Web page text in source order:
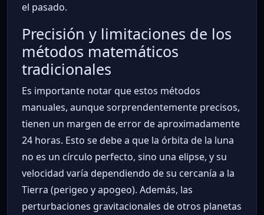
el pasado.
Precisión y limitaciones de los
métodos matemáticos
tradicionales
Es importante notar que estos métodos
manuales, aunque sorprendentemente precisos,
tienen un margen de error de aproximadamente
24 horas. Esto se debe a que la órbita de la luna
no es un círculo perfecto, sino una elipse, y su
velocidad varía dependiendo de su cercanía a la
Tierra (perigeo y apogeo). Además, las
perturbaciones gravitacionales de otros planetas